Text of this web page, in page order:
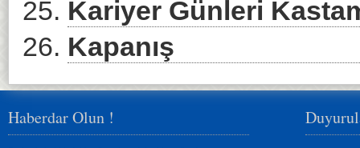
Kariyer Günleri
Kapanış
Haberdar Olun !